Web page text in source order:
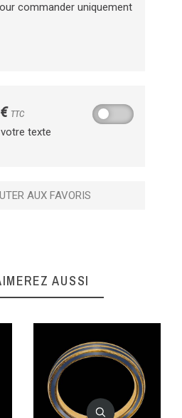
commander uniquement
TTC
texte
AUX FAVORIS
AUSSI